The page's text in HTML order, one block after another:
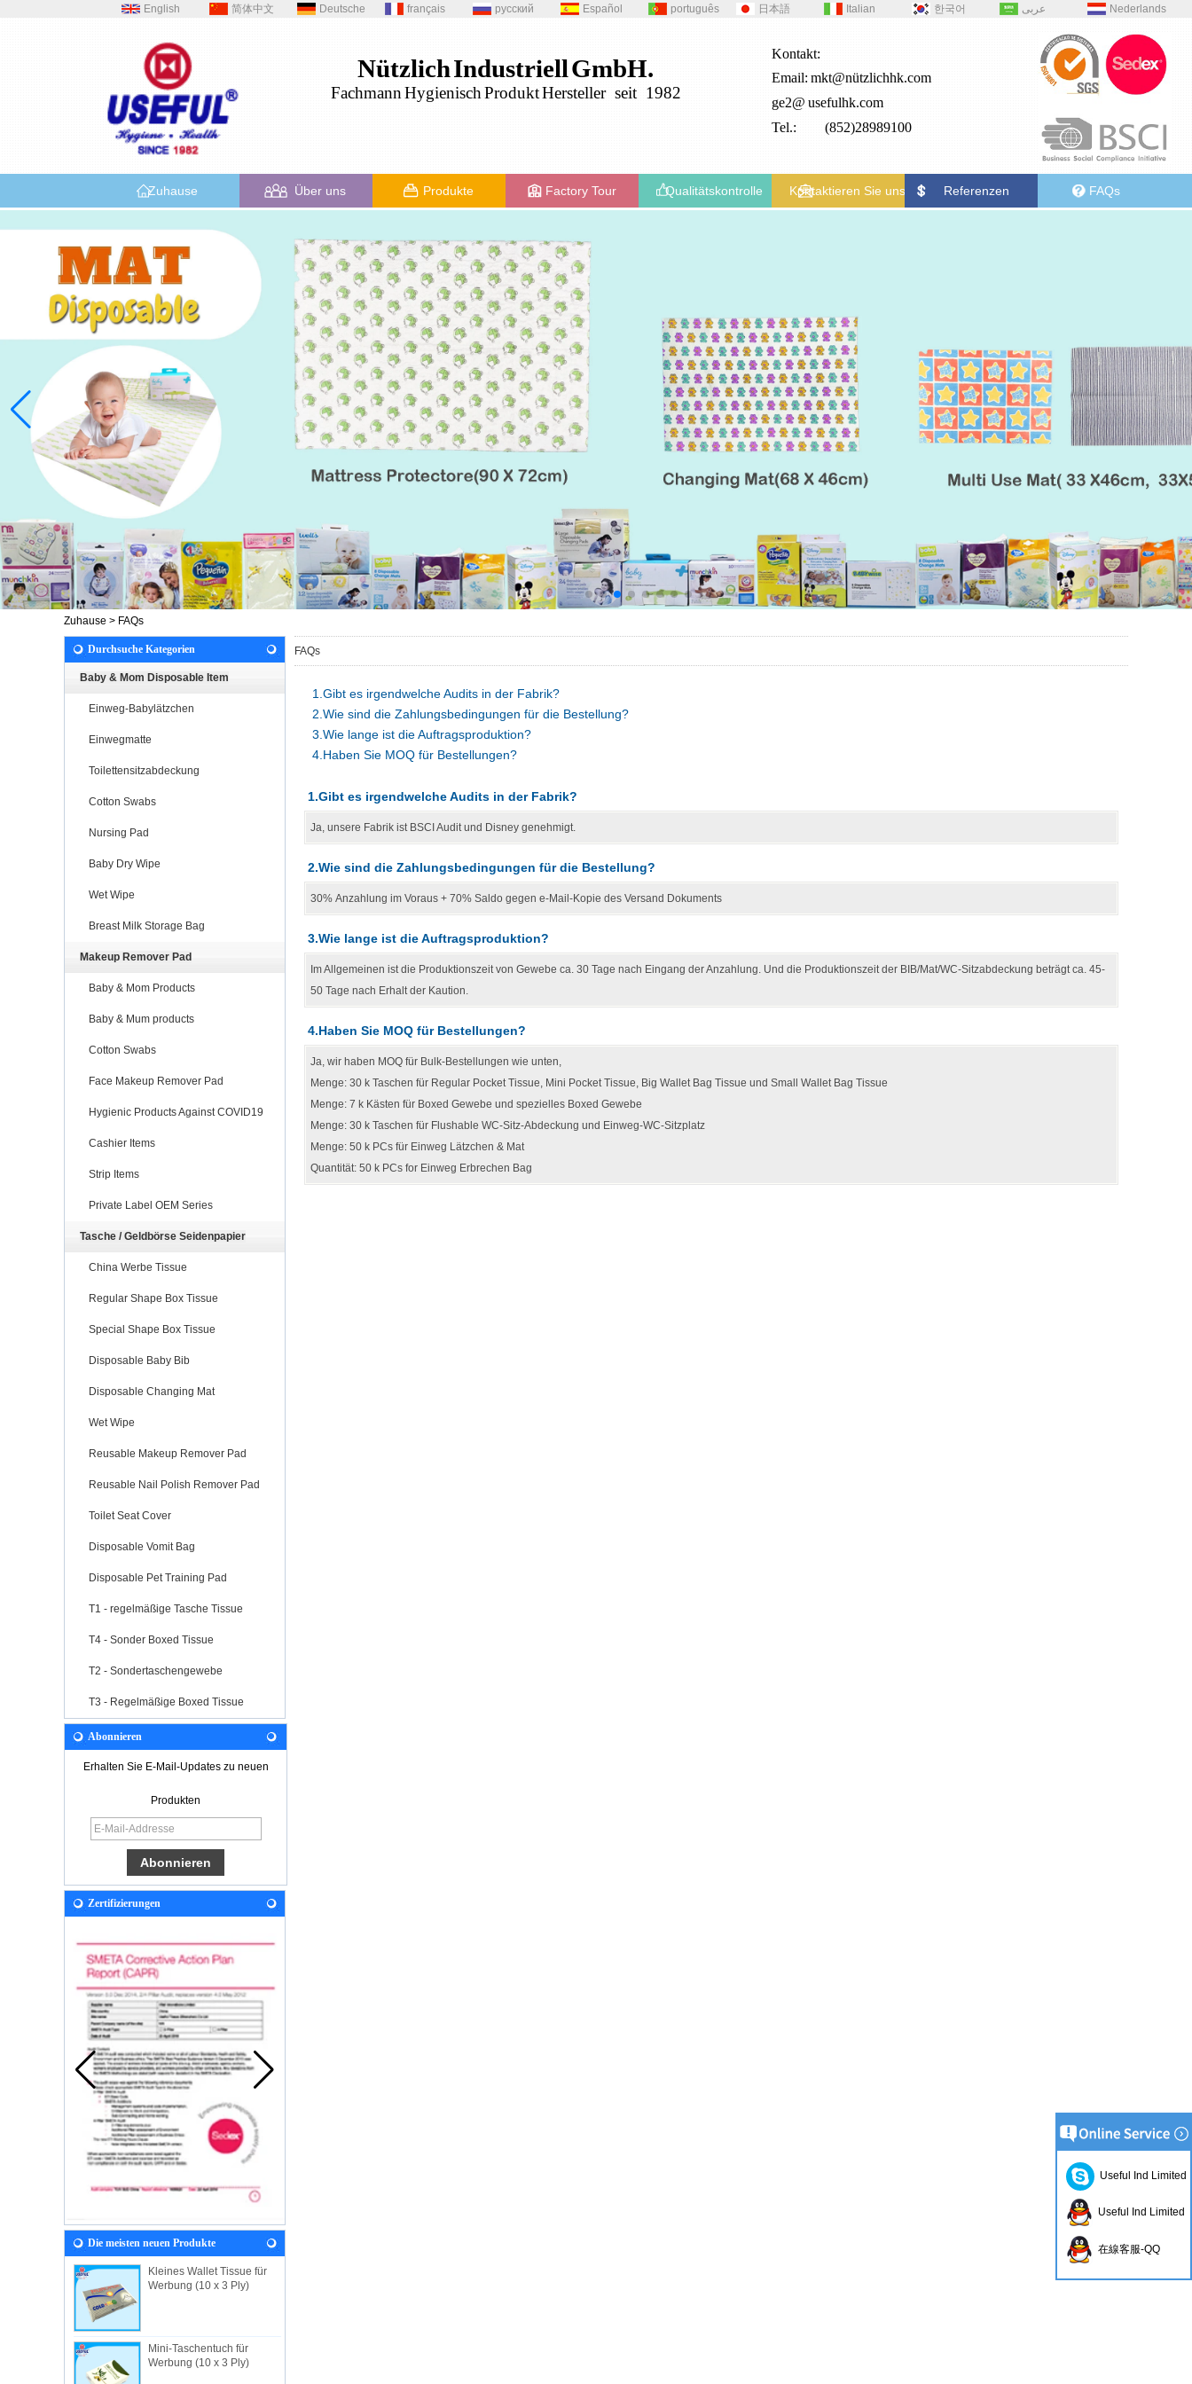
English 简体中文 Deutsche français русский Español português 日本語 Italian 한국어 عربى Nederlands
NützlichIndustriellGmbH.
FachmannHygienischProduktHersteller seit 1982
Kontakt:
Email: mkt@nützlichhk.com
ge2@ usefulhk.com
Tel.: (852)28989100
Zuhause Über uns Produkte Factory Tour Qualitätskontrolle Kontaktieren Sie uns Referenzen FAQs
Zuhause > FAQs
Durchsuche Kategorien
Baby & Mom Disposable Item
Einweg-Babylätzchen
Einwegmatte
Toilettensitzabdeckung
Cotton Swabs
Nursing Pad
Baby Dry Wipe
Wet Wipe
Breast Milk Storage Bag
Makeup Remover Pad
Baby & Mom Products
Baby & Mum products
Cotton Swabs
Face Makeup Remover Pad
Hygienic Products Against COVID19
Cashier Items
Strip Items
Private Label OEM Series
Tasche / Geldbörse Seidenpapier
China Werbe Tissue
Regular Shape Box Tissue
Special Shape Box Tissue
Disposable Baby Bib
Disposable Changing Mat
Wet Wipe
Reusable Makeup Remover Pad
Reusable Nail Polish Remover Pad
Toilet Seat Cover
Disposable Vomit Bag
Disposable Pet Training Pad
T1 - regelmäßige Tasche Tissue
T4 - Sonder Boxed Tissue
T2 - Sondertaschengewebe
T3 - Regelmäßige Boxed Tissue
Abonnieren
Erhalten Sie E-Mail-Updates zu neuen
Produkten
Zertifizierungen
Die meisten neuen Produkte
Kleines Wallet Tissue für
Werbung (10 x 3 Ply)
Mini-Taschentuch für
Werbung (10 x 3 Ply)
FAQs
1.Gibt es irgendwelche Audits in der Fabrik?
2.Wie sind die Zahlungsbedingungen für die Bestellung?
3.Wie lange ist die Auftragsproduktion?
4.Haben Sie MOQ für Bestellungen?
1.Gibt es irgendwelche Audits in der Fabrik?
Ja, unsere Fabrik ist BSCI Audit und Disney genehmigt.
2.Wie sind die Zahlungsbedingungen für die Bestellung?
30% Anzahlung im Voraus + 70% Saldo gegen e-Mail-Kopie des Versand Dokuments
3.Wie lange ist die Auftragsproduktion?
Im Allgemeinen ist die Produktionszeit von Gewebe ca. 30 Tage nach Eingang der Anzahlung. Und die Produktionszeit der BIB/Mat/WC-Sitzabdeckung beträgt ca. 45-
50 Tage nach Erhalt der Kaution.
4.Haben Sie MOQ für Bestellungen?
Ja, wir haben MOQ für Bulk-Bestellungen wie unten,
Menge: 30 k Taschen für Regular Pocket Tissue, Mini Pocket Tissue, Big Wallet Bag Tissue und Small Wallet Bag Tissue
Menge: 7 k Kästen für Boxed Gewebe und spezielles Boxed Gewebe
Menge: 30 k Taschen für Flushable WC-Sitz-Abdeckung und Einweg-WC-Sitzplatz
Menge: 50 k PCs für Einweg Lätzchen & Mat
Quantität: 50 k PCs for Einweg Erbrechen Bag
Useful Ind Limited
Useful Ind Limited
在線客服-QQ